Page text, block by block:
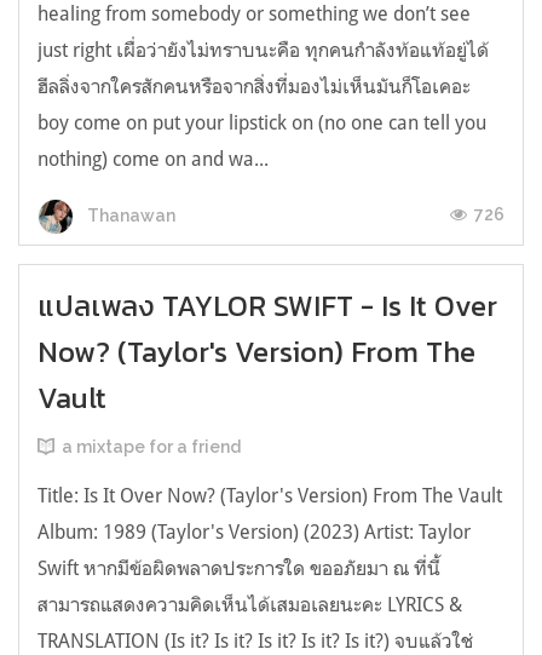
healing from somebody or something we don’t see
just right เผื่อว่ายังไม่ทราบนะคือ ทุกคนกำลังท้อแท้อยู่ได้
ฮีลลิ่งจากใครสักคนหรือจากสิ่งที่มองไม่เห็นมันก็โอเคอะ
boy come on put your lipstick on (no one can tell you
nothing) come on and wa...
Thanawan 726
แปลเพลง TAYLOR SWIFT - Is It Over
Now? (Taylor's Version) From The
Vault
a mixtape for a friend
Title: Is It Over Now? (Taylor's Version) From The Vault
Album: 1989 (Taylor's Version) (2023) Artist: Taylor
Swift หากมีข้อผิดพลาดประการใด ขออภัยมา ณ ที่นี้
สามารถแสดงความคิดเห็นได้เสมอเลยนะคะ LYRICS &
TRANSLATION (Is it? Is it? Is it? Is it? Is it?) จบแล้วใช่